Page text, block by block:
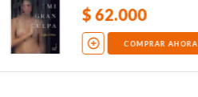
$62.000
COMPRAR AHORA